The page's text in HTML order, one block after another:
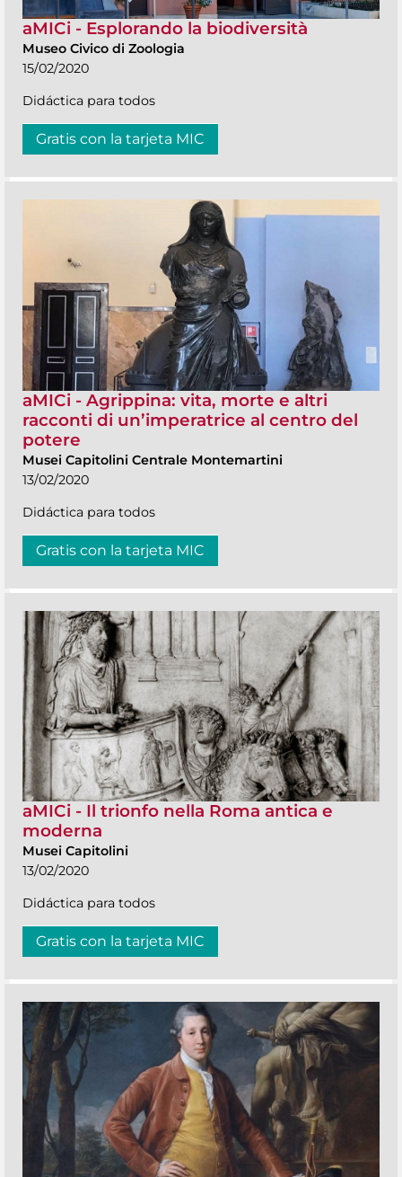
aMICi - Esplorando la biodiversità
Museo Civico di Zoologia
15/02/2020
Didáctica para todos
Gratis con la tarjeta MIC
aMICi - Agrippina: vita, morte e altri
racconti di un’imperatrice al centro del
potere
Musei Capitolini Centrale Montemartini
13/02/2020
Didáctica para todos
Gratis con la tarjeta MIC
aMICi - Il trionfo nella Roma antica e
moderna
Musei Capitolini
13/02/2020
Didáctica para todos
Gratis con la tarjeta MIC